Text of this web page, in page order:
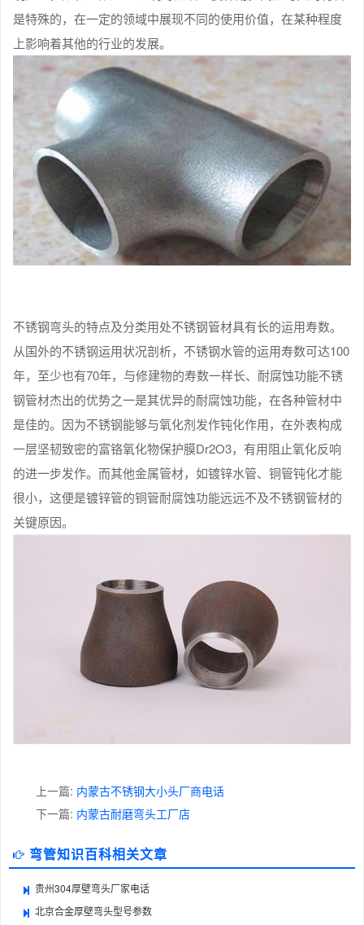
是特殊的，在一定的领域中展现不同的使用价值，在某种程度
上影响着其他的行业的发展。
不锈钢弯头的特点及分类用处不锈钢管材具有长的运用寿数。
从国外的不锈钢运用状况剖析，不锈钢水管的运用寿数可达100
年，至少也有70年，与修建物的寿数一样长、耐腐蚀功能不锈
钢管材杰出的优势之一是其优异的耐腐蚀功能，在各种管材中
是佳的。因为不锈钢能够与氧化剂发作钝化作用，在外表构成
一层坚韧致密的富铬氧化物保护膜Dr2O3，有用阻止氧化反响
的进一步发作。而其他金属管材，如镀锌水管、铜管钝化才能
很小，这便是镀锌管的铜管耐腐蚀功能远远不及不锈钢管材的
关键原因。
上一篇: 内蒙古不锈钢大小头厂商电话
下一篇: 内蒙古耐磨弯头工厂店
弯管知识百科相关文章
贵州304厚壁弯头厂家电话
北京合金厚壁弯头型号参数